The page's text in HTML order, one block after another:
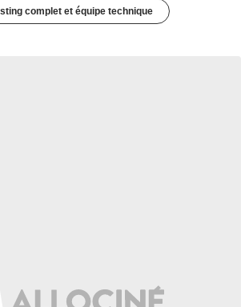
complet et équipe technique